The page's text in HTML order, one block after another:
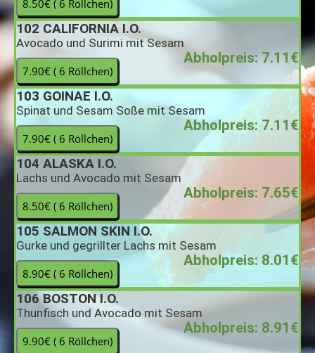
102 CALIFORNIA I.O.
Avocado und Surimi mit Sesam
Abholpreis: 7.11€
103 GOINAE I.O.
Spinat und Sesam Soße mit Sesam
Abholpreis: 7.11€
104 ALASKA I.O.
Lachs und Avocado mit Sesam
Abholpreis: 7.65€
105 SALMON SKIN I.O.
Gurke und gegrillter Lachs mit Sesam
Abholpreis: 8.01€
106BOSTON I.O.
Thunfisch und Avocado mit Sesam
Abholpreis: 8.91€